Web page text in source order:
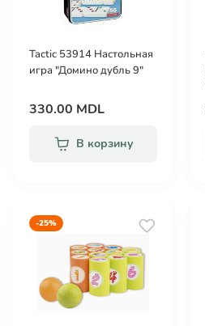
Tactic 53914 Настольная
игра "Домино дубль 9"
330.00 MDL
В корзину
-25%